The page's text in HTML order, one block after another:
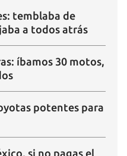
temblaba de
a todos atrás
íbamos 30 motos,
potentes para
si no pagas el